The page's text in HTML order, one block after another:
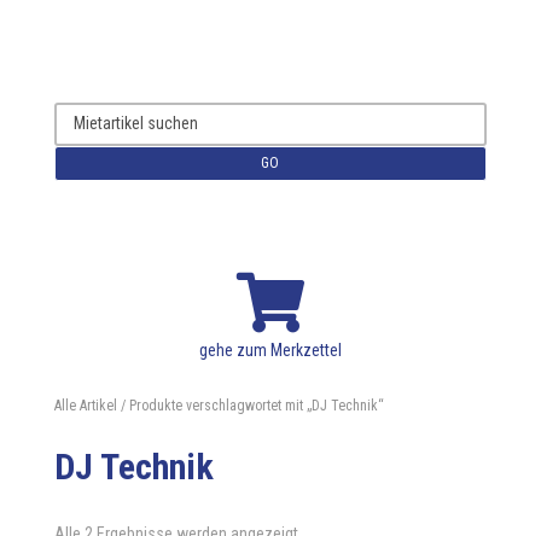
GO

gehe zum Merkzettel
Alle Artikel / Produkte verschlagwortet mit „DJ Technik“
DJ Technik